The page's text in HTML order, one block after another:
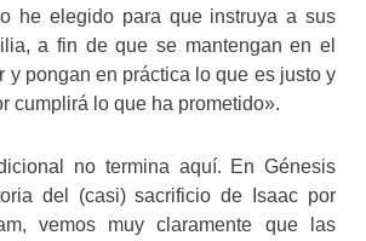
he elegido para que instruya a sus
a fin de que se mantengan en el
y pongan en práctica lo que es justo y
cumplirá lo que ha prometido».
no termina aquí. En Génesis
del (casi) sacrificio de Isaac por
vemos muy claramente que las